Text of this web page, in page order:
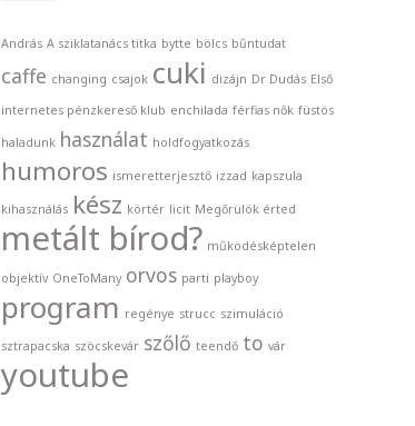
András A sziklatanács titka bytte bölcs bűntudat
caffe changing csajok cuki dizájn Dr Dudás Első
internetes pénzkereső klub enchilada férfias nők füstös
haladunk használat holdfogyatkozás
humoros ismeretterjesztő izzad kapszula
kihasználás kész körtér licit Megőrülök érted
metált bírod? működésképtelen
objektív OneToMany orvos parti playboy
program regénye strucc szimuláció
sztrapacska szöcskevár szőlő teendő to vár
youtube